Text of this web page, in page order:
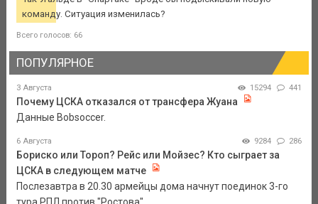
команду. Ситуация изменилась?
Всего голосов: 66
ПОПУЛЯРНОЕ
3 Августа 15294 441
Почему ЦСКА отказался от трансфера Жуана
Данные Bobsoccer.
6 Августа 9284 286
Бориско или Тороп? Рейс или Мойзес? Кто сыграет за
ЦСКА в следующем матче
Послезавтра в 20.30 армейцы дома начнут поединок 3-го
тура РПЛ против "Ростова".